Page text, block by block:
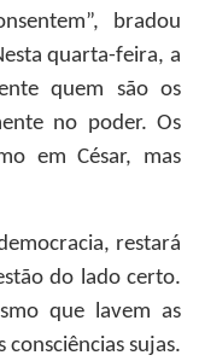
bradou
quarta-feira, a
quem são os
no poder. Os
em César, mas
restará
do lado certo.
que lavem as
sujas.